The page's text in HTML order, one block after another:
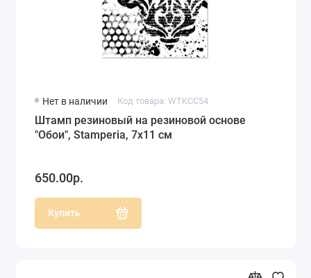
Нет в наличии Код товара: WTKCC54
Штамп резиновый на резиновой основе
"Обои", Stamperia, 7х11 см
650.00р.
Купить